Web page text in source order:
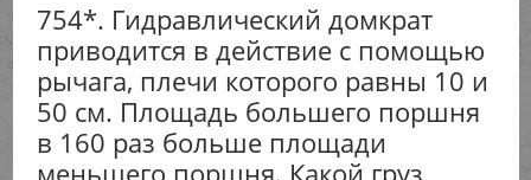
754*. Гидравлический домкрат
приводится в действие с помощью
рычага, плечи которого равны 10 и
50 см. Площадь большего поршня
в 160 раз больше площади